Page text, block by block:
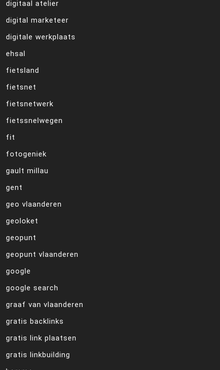
digitaal atelier
digital marketeer
digitale werkplaats
ehsal
fietsland
fietsnet
fietsnetwerk
fietssnelwegen
fit
fotogeniek
gault millau
gent
geo vlaanderen
geoloket
geopunt
geopunt vlaanderen
google
google search
graaf van vlaanderen
gratis backlinks
gratis link plaatsen
gratis linkbuilding